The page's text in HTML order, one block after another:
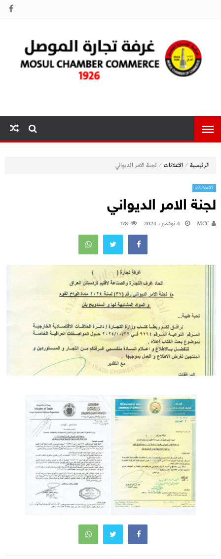
الموصل
الرئيسية ⁄ الاعلانات ⁄ لجنة الامر الديواني
الاعلانات
لجنة الامر الديواني
MCC 4 نوفمبر، 2024 178